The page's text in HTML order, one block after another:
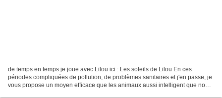
de temps en temps je joue avec Lilou ici : Les soleils de Lilou En ces
périodes compliquées de pollution, de problèmes sanitaires et j'en passe, je
vous propose un moyen efficace que les animaux aussi intelligent que nous,